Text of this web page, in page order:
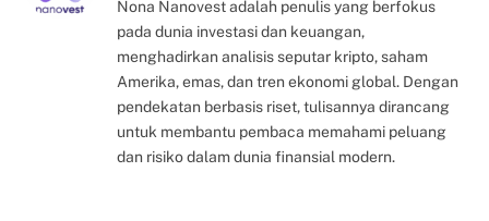
Nona Nanovest adalah penulis yang berfokus
pada dunia investasi dan keuangan,
menghadirkan analisis seputar kripto, saham
Amerika, emas, dan tren ekonomi global. Dengan
pendekatan berbasis riset, tulisannya dirancang
untuk membantu pembaca memahami peluang
dan risiko dalam dunia finansial modern.